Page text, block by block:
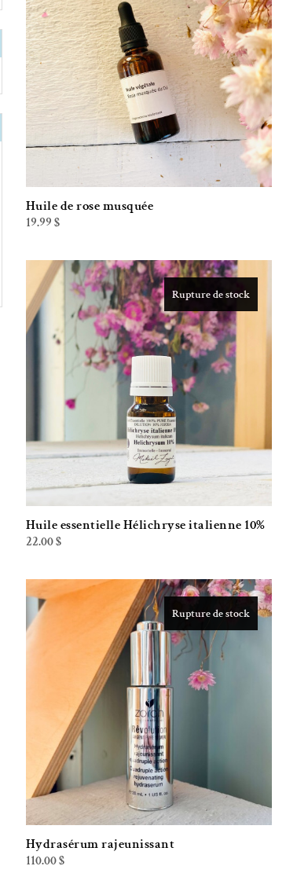
Huile de rose musquée
19.99 $
Ajouter à la liste de souhaits
Rupture de stock
Huile essentielle Hélichryse italienne 10%
22.00$
Ajouter à la liste de souhaits
Rupture de stock
Hydrasérum rajeunissant
110.00$